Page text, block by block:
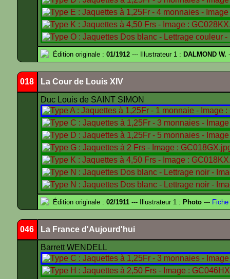
Édition originale : 01/1912 --- Illustrateur 1 : DALMOND W.
018 La Cour de Louis XIV
Duc Louis de SAINT SIMON
Édition originale : 02/1911 --- Illustrateur 1 : Photo ---
046 La France d'Aujourd'hui
Barrett WENDELL